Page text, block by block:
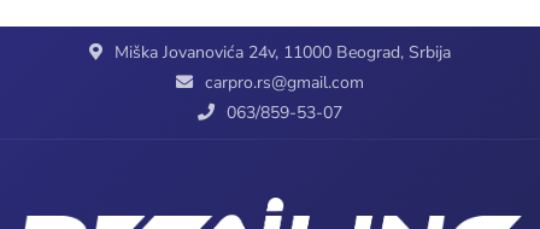
Miška Jovanovića 24v, 11000 Beograd, Srbija
carpro.rs@gmail.com
063/859-53-07